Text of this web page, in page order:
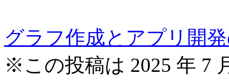
グラフ作成とアプリ開
※この投稿は 2025 年 7